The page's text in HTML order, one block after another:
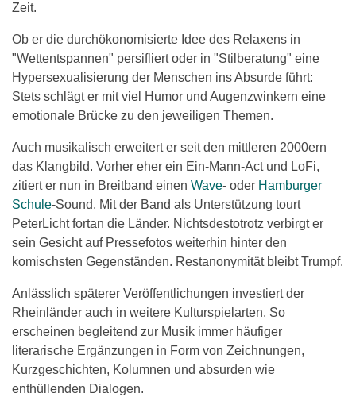
Zeit.
Ob er die durchökonomisierte Idee des Relaxens in
"Wettentspannen" persifliert oder in "Stilberatung" eine
Hypersexualisierung der Menschen ins Absurde führt:
Stets schlägt er mit viel Humor und Augenzwinkern eine
emotionale Brücke zu den jeweiligen Themen.
Auch musikalisch erweitert er seit den mittleren 2000ern
das Klangbild. Vorher eher ein Ein-Mann-Act und LoFi,
zitiert er nun in Breitband einen Wave- oder Hamburger
Schule-Sound. Mit der Band als Unterstützung tourt
PeterLicht fortan die Länder. Nichtsdestotrotz verbirgt er
sein Gesicht auf Pressefotos weiterhin hinter den
komischsten Gegenständen. Restanonymität bleibt Trumpf.
Anlässlich späterer Veröffentlichungen investiert der
Rheinländer auch in weitere Kulturspielarten. So
erscheinen begleitend zur Musik immer häufiger
literarische Ergänzungen in Form von Zeichnungen,
Kurzgeschichten, Kolumnen und absurden wie
enthüllenden Dialogen.